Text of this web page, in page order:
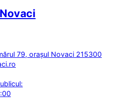
79, orașul Novaci 215300